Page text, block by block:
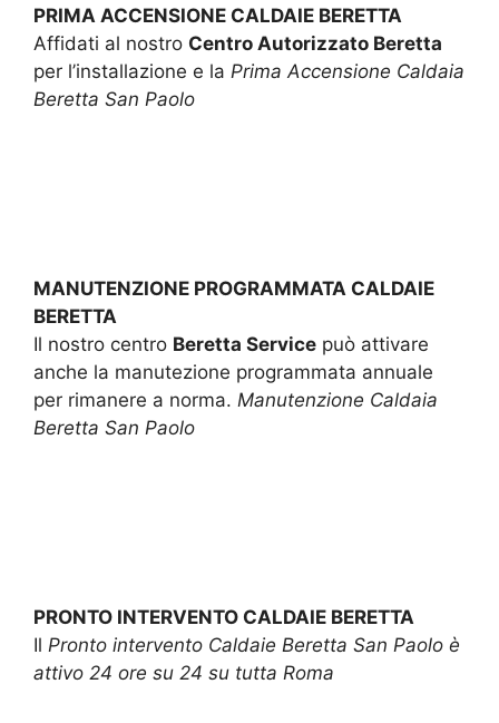
PRIMA ACCENSIONE CALDAIE BERETTA
Affidati al nostro Centro Autorizzato Beretta
per l’installazione e la Prima Accensione Caldaia
Beretta San Paolo
MANUTENZIONE PROGRAMMATA CALDAIE
BERETTA
Il nostro centro Beretta Service può attivare
anche la manutezione programmata annuale
per rimanere a norma. Manutenzione Caldaia
Beretta San Paolo
PRONTO INTERVENTO CALDAIE BERETTA
Il Pronto intervento Caldaie Beretta San Paolo è
attivo 24 ore su 24 su tutta Roma